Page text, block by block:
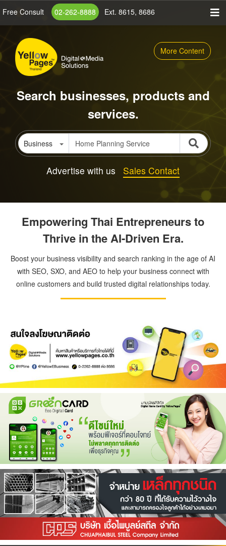
content
Free Consult 02-262-8888 Ext. 8615, 8686
More Content
Search businesses, products and
services.
Business
Advertise with us Sales Contact
Empowering Thai Entrepreneurs to
Thrive in the AI-Driven Era.
Boost your business visibility and search ranking in the age of AI
with SEO, SXO, and AEO to help your business connect with
online customers and build trusted digital relationships today.